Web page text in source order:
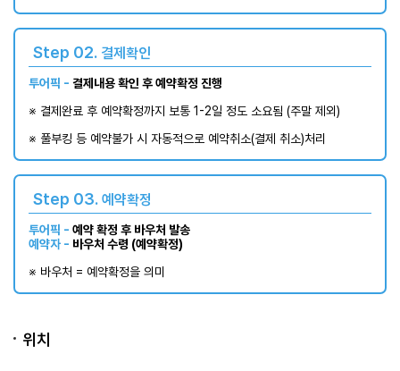
Step 02. 결제확인
투어픽 - 결제내용 확인 후 예약확정 진행
※ 결제완료 후 예약확정까지 보통 1-2일 정도 소요됨 (주말 제외)​
※ 풀부킹 등 예약불가 시 자동적으로 예약취소(결제 취소)처리
Step 03. 예약확정
투어픽 - 예약 확정 후 바우처 발송
예약자 - 바우처 수령 (예약확정)
※ 바우처 = 예약확정을 의미
위치